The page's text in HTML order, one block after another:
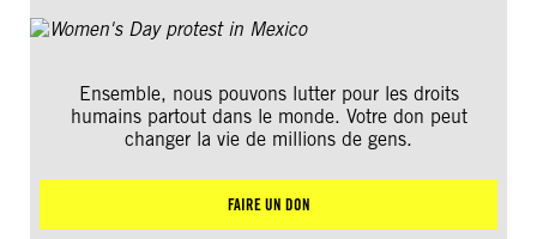
Ensemble, nous pouvons lutter pour les droits
humains partout dans le monde. Votre don peut
changer la vie de millions de gens.
FAIRE UN DON